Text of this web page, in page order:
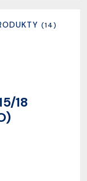
(14)
18